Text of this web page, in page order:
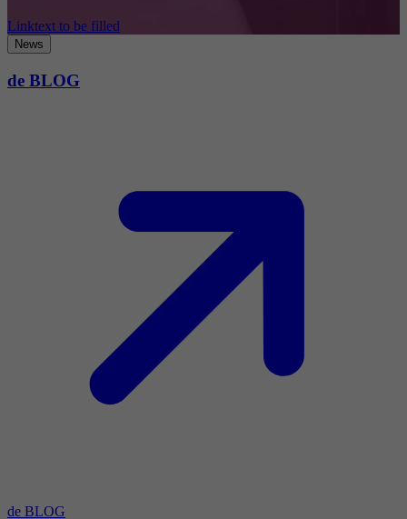
Linktext to be filled
News
de BLOG
de BLOG